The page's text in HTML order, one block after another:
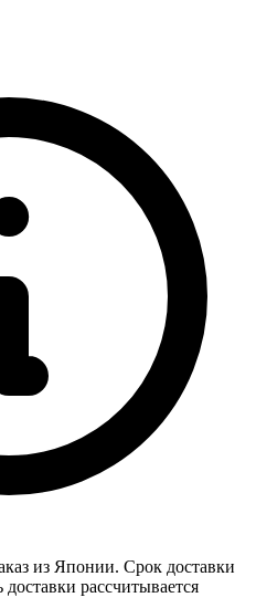
из Японии. Срок доставки
рассчитывается